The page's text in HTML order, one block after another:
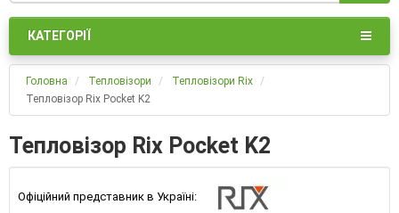
КАТЕГОРІЇ
Головна Тепловізори
Тепловізори Rix
Тепловізор Rix Pocket K2
Тепловізор Rix Pocket K2
Офіційний представник в Україні: